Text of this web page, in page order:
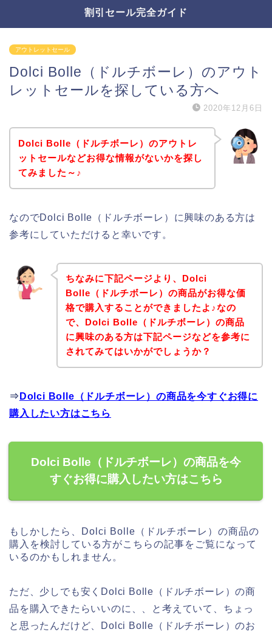
割引セール完全ガイド
アウトレットセール
Dolci Bolle（ドルチボーレ）のアウト
レットセールを探している方へ
2020年12月6日
Dolci Bolle（ドルチボーレ）のアウトレ
ットセールなどお得な情報がないかを探し
てみました～♪
なのでDolci Bolle（ドルチボーレ）に興味のある方は
参考にしていただけると幸いです。
ちなみに下記ページより、Dolci
Bolle（ドルチボーレ）の商品がお得な価
格で購入することができましたよ♪なの
で、Dolci Bolle（ドルチボーレ）の商品
に興味のある方は下記ページなどを参考に
されてみてはいかがでしょうか？
⇒ Dolci Bolle（ドルチボーレ）の商品を今すぐお得に
購入したい方はこちら
Dolci Bolle（ドルチボーレ）の商品を今
すぐお得に購入したい方はこちら
もしかしたら、Dolci Bolle（ドルチボーレ）の商品の
購入を検討している方がこちらの記事をご覧になって
いるのかもしれません。
ただ、少しでも安くDolci Bolle（ドルチボーレ）の商
品を購入できたらいいのに、、と考えていて、ちょっ
と思ったんだけど、Dolci Bolle（ドルチボーレ）のお